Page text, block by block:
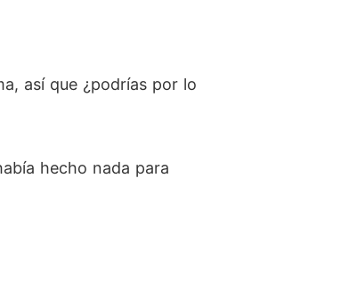
así que ¿podrías por lo
hecho nada para